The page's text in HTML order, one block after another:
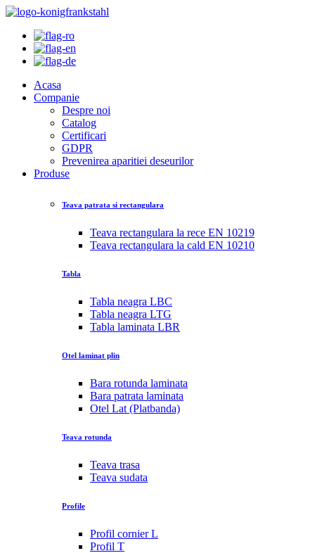
Acasa
Companie
Despre noi
Catalog
Certificari
GDPR
Prevenirea aparitiei deseurilor
Produse
Teava patrata si rectangulara
Teava rectangulara la rece EN 10219
Teava rectangulara la cald EN 10210
Tabla
Tabla neagra LBC
Tabla neagra LTG
Tabla laminata LBR
Otel laminat plin
Bara rotunda laminata
Bara patrata laminata
Otel Lat (Platbanda)
Teava rotunda
Teava trasa
Teava sudata
Profile
Profil cornier L
Profil T